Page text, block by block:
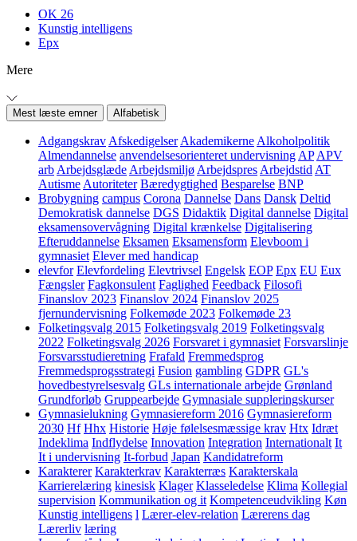
OK 26
Kunstig intelligens
Epx
Mere
Mest læste emner Alfabetisk
Adgangskrav Afskedigelser Akademikerne Alkoholpolitik
Almendannelse anvendelsesorienteret undervisning AP APV
arb Arbejdsglæde Arbejdsmiljø Arbejdspres Arbejdstid AT
Autisme Autoriteter Bæredygtighed Besparelse BNP
Brobygning campus Corona Dannelse Dans Dansk Deltid
Demokratisk dannelse DGS Didaktik Digital dannelse Digital
eksamensovervågning Digital krænkelse Digitalisering
Efteruddannelse Eksamen Eksamensform Elevboom i
gymnasiet Elever med handicap
elevfor Elevfordeling Elevtrivsel Engelsk EOP Epx EU Eux
Fængsler Fagkonsulent Faglighed Feedback Filosofi
Finanslov 2023 Finanslov 2024 Finanslov 2025
fjernundervisning Folkemøde 2023 Folkemøde 23
Folketingsvalg 2015 Folketingsvalg 2019 Folketingsvalg
2022 Folketingsvalg 2026 Forsvaret i gymnasiet Forsvarslinje
Forsvarsstudieretning Frafald Fremmedsprog
Fremmedsprogsstrategi Fusion gambling GDPR GL's
hovedbestyrelsesvalg GLs internationale arbejde Grønland
Grundforløb Gruppearbejde Gymnasiale suppleringskurser
Gymnasielukning Gymnasiereform 2016 Gymnasiereform
2030 Hf Hhx Historie Høje følelsesmæssige krav Htx Idræt
Indeklima Indflydelse Innovation Integration Internationalt It
It i undervisning It-forbud Japan Kandidatreform
Karakterer Karakterkrav Karakterræs Karakterskala
Karrierelæring kinesisk Klager Klasseledelse Klima Kollegial
supervision Kommunikation og it Kompetenceudvikling Køn
Kunstig intelligens l Lærer-elev-relation Lærerens dag
Lærerliv læring